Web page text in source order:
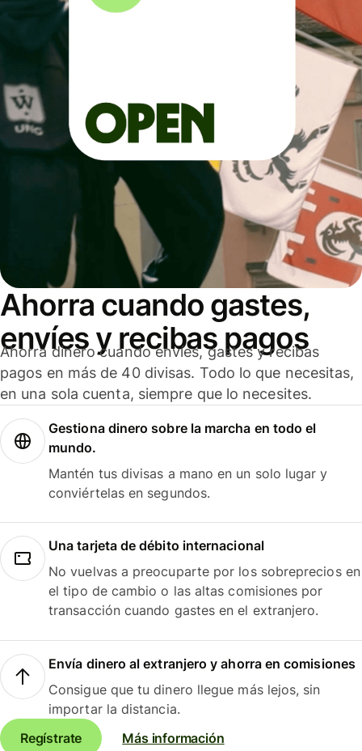
Ahorra cuando gastes,
envíes y recibas pagos
Ahorra dinero cuando envíes, gastes y recibas
pagos en más de 40 divisas. Todo lo que necesitas,
en una sola cuenta, siempre que lo necesites.
Gestiona dinero sobre la marcha en todo el
mundo.
Mantén tus divisas a mano en un solo lugar y
conviértelas en segundos.
Una tarjeta de débito internacional
No vuelvas a preocuparte por los sobreprecios en
el tipo de cambio o las altas comisiones por
transacción cuando gastes en el extranjero.
Envía dinero al extranjero y ahorra en comisiones
Consigue que tu dinero llegue más lejos, sin
importar la distancia.
Regístrate
Más información